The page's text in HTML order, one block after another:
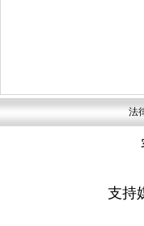
法
支持